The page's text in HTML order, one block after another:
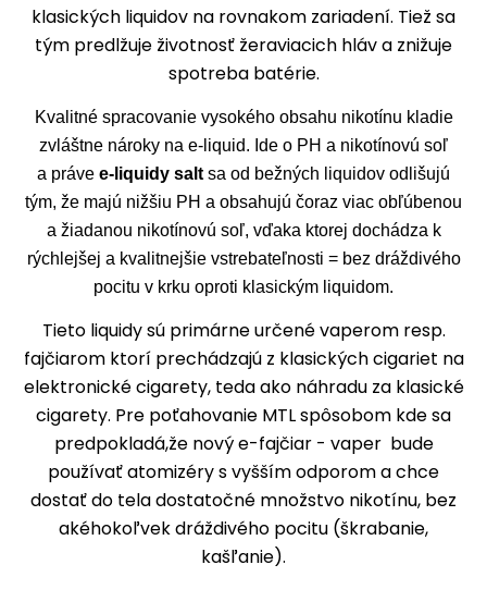
klasických liquidov na rovnakom zariadení. Tiež sa
tým predlžuje životnosť žeraviacich hláv a znižuje
spotreba batérie.
Kvalitné spracovanie vysokého obsahu nikotínu kladie
zvláštne nároky na e-liquid. Ide o PH a nikotínovú soľ
a práve e-liquidy salt sa od bežných liquidov odlišujú
tým, že majú nižšiu PH a obsahujú čoraz viac obľúbenou
a žiadanou nikotínovú soľ, vďaka ktorej dochádza k
rýchlejšej a kvalitnejšie vstrebateľnosti = bez dráždivého
pocitu v krku oproti klasickým liquidom.
Tieto liquidy sú primárne určené vaperom resp.
fajčiarom ktorí prechádzajú z klasických cigariet na
elektronické cigarety, teda ako náhradu za klasické
cigarety. Pre poťahovanie MTL spôsobom kde sa
predpokladá,že nový e-fajčiar - vaper bude
používať atomizéry s vyšším odporom a chce
dostať do tela dostatočné množstvo nikotínu, bez
akéhokoľvek dráždivého pocitu (škrabanie,
kašľanie).